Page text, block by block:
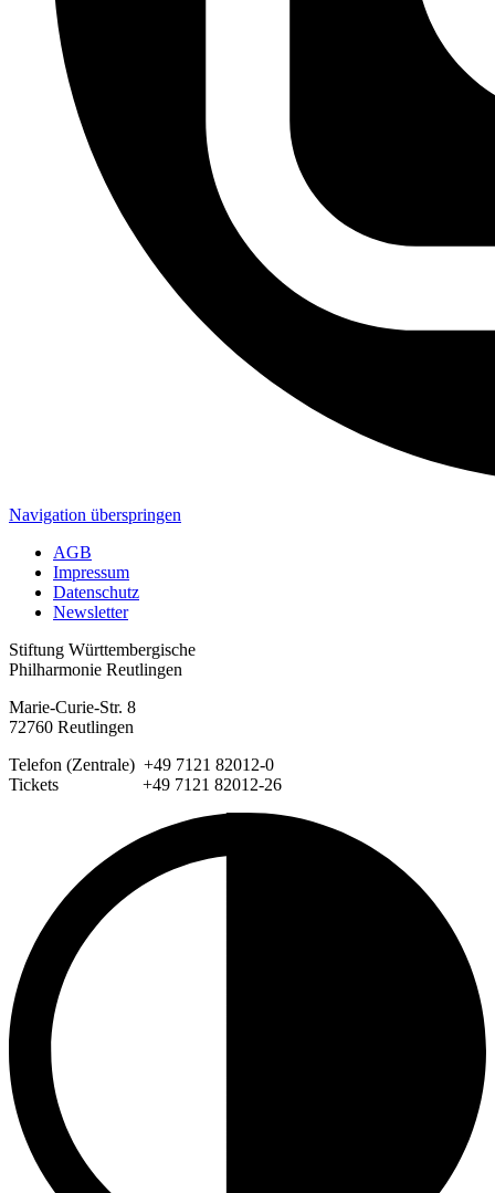
Navigation überspringen
AGB
Impressum
Datenschutz
Newsletter
Stiftung Württembergische
Philharmonie Reutlingen
Marie-Curie-Str. 8
72760 Reutlingen
Telefon (Zentrale) +49 7121 82012-0
Tickets +49 7121 82012-26